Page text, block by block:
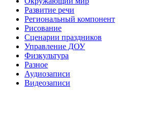
Развитие речи
Региональный компонент
Рисование
Сценарии праздников
Управление ДОУ
Физкультура
Разное
Аудиозаписи
Видеозаписи